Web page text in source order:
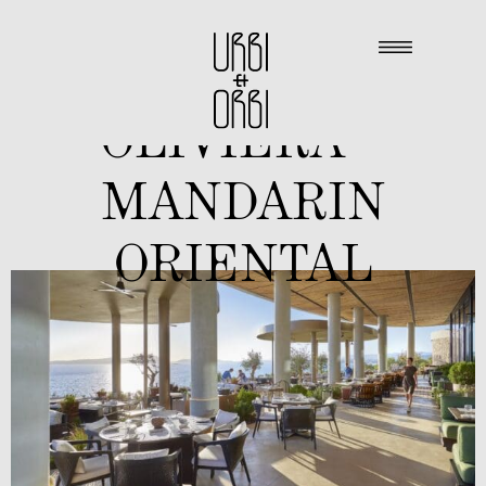
OLIVIERA –
MANDARIN
ORIENTAL